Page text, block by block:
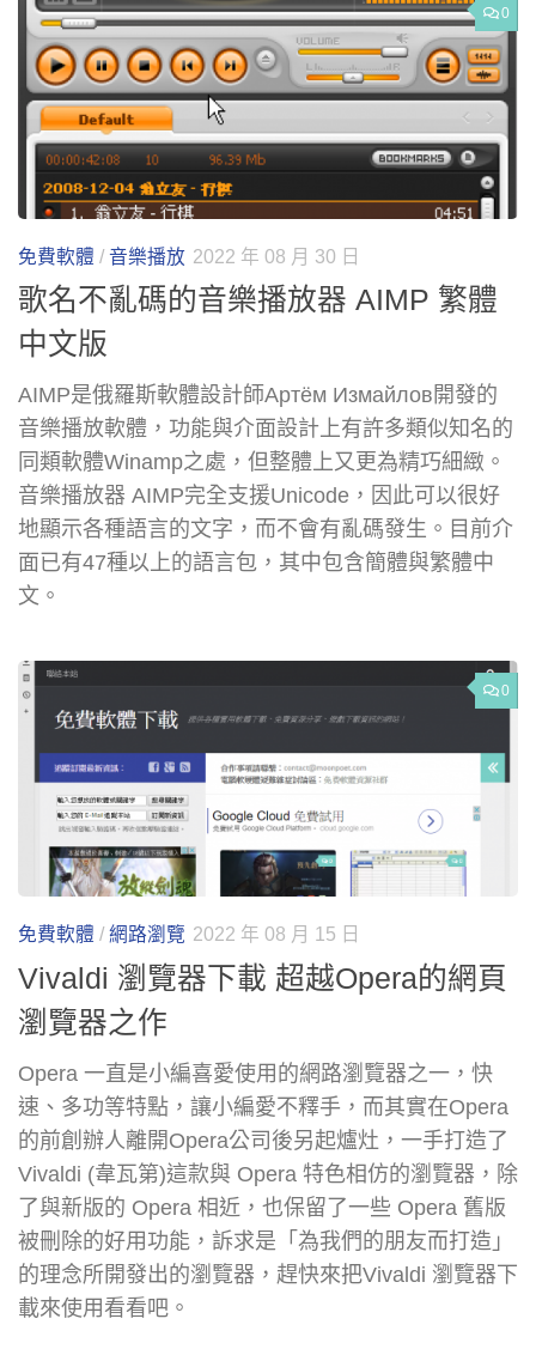
0
免費軟體 / 音樂播放 2022 年 08 月 30 日
歌名不亂碼的音樂播放器 AIMP 繁體
中文版
AIMP是俄羅斯軟體設計師Артём Измайлов開發的
音樂播放軟體，功能與介面設計上有許多類似知名的
同類軟體Winamp之處，但整體上又更為精巧細緻。
音樂播放器 AIMP完全支援Unicode，因此可以很好
地顯示各種語言的文字，而不會有亂碼發生。目前介
面已有47種以上的語言包，其中包含簡體與繁體中
文。
0
免費軟體 / 網路瀏覽 2022 年 08 月 15 日
Vivaldi 瀏覽器下載 超越Opera的網頁
瀏覽器之作
Opera 一直是小編喜愛使用的網路瀏覽器之一，快
速、多功等特點，讓小編愛不釋手，而其實在Opera
的前創辦人離開Opera公司後另起爐灶，一手打造了
Vivaldi (韋瓦第)這款與 Opera 特色相仿的瀏覽器，除
了與新版的 Opera 相近，也保留了一些 Opera 舊版
被刪除的好用功能，訴求是「為我們的朋友而打造」
的理念所開發出的瀏覽器，趕快來把Vivaldi 瀏覽器下
載來使用看看吧。